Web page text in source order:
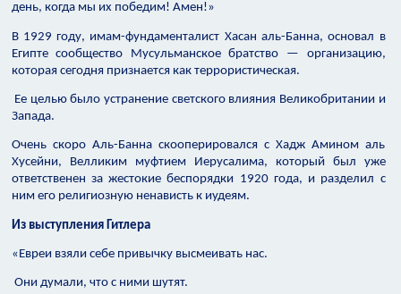
день, когда мы их победим! Амен!»
В 1929 году, имам-фундаменталист Хасан аль-Банна, основал в
Египте сообщество Мусульманское братство — организацию,
которая сегодня признается как террористическая.
Ее целью было устранение светского влияния Великобритании и
Запада.
Очень скоро Аль-Банна скооперировался с Хадж Амином аль
Хусейни, Велликим муфтием Иерусалима, который был уже
ответственен за жестокие беспорядки 1920 года, и разделил с
ним его религиозную ненависть к иудеям.
Из выступления Гитлера
«Евреи взяли себе привычку высмеивать нас.
Они думали, что с ними шутят.